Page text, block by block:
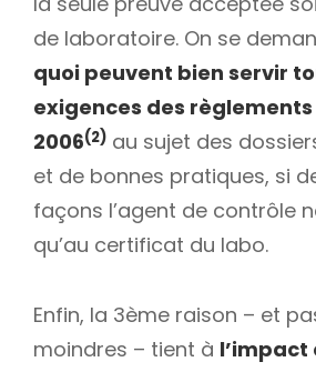
de laboratoire. On se
quoi peuvent bien servir
exigences des
2006(2) au sujet des
et de bonnes pratiques, si
façons l’agent de contrôle
qu’au certificat du labo.
Enfin, la 3ème raison – et
moindres – tient à l’impact